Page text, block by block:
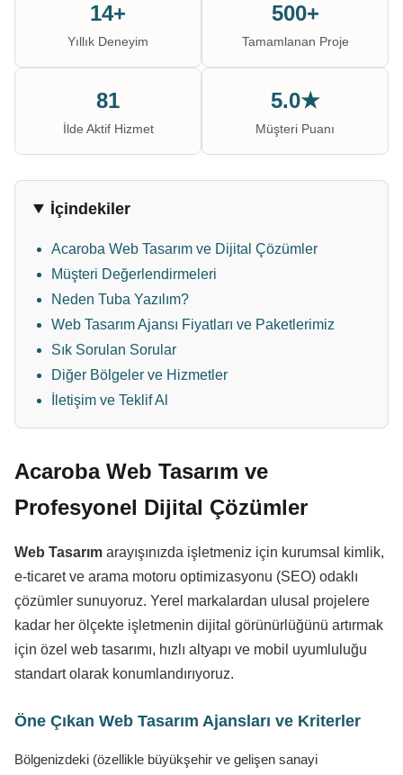
14+
Yıllık Deneyim
500+
Tamamlanan Proje
81
İlde Aktif Hizmet
5.0★
Müşteri Puanı
İçindekiler
Acaroba Web Tasarım ve Dijital Çözümler
Müşteri Değerlendirmeleri
Neden Tuba Yazılım?
Web Tasarım Ajansı Fiyatları ve Paketlerimiz
Sık Sorulan Sorular
Diğer Bölgeler ve Hizmetler
İletişim ve Teklif Al
Acaroba Web Tasarım ve
Profesyonel Dijital Çözümler
Web Tasarım arayışınızda işletmeniz için kurumsal kimlik,
e-ticaret ve arama motoru optimizasyonu (SEO) odaklı
çözümler sunuyoruz. Yerel markalardan ulusal projelere
kadar her ölçekte işletmenin dijital görünürlüğünü artırmak
için özel web tasarımı, hızlı altyapı ve mobil uyumluluğu
standart olarak konumlandırıyoruz.
Öne Çıkan Web Tasarım Ajansları ve Kriterler
Bölgenizdeki (özellikle büyükşehir ve gelişen sanayi